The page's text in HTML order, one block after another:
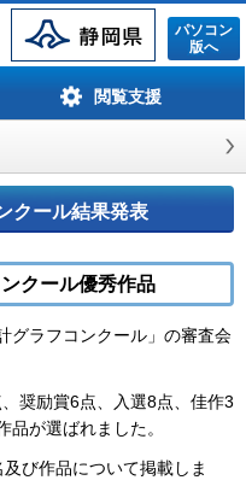
静岡県
パソコン
版へ
閲覧支援
クール結果発表
クール優秀作品
グラフコンクール」の審査会
奨励賞6点、入選8点、佳作3
が選ばれました。
び作品について掲載しま